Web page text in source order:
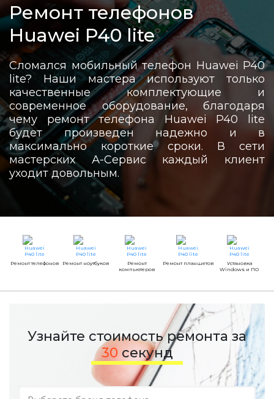
Ремонт телефонов
Huawei P40 lite
Сломался мобильный телефон Huawei P40
lite? Наши мастера используют только
качественные комплектующие и
современное оборудование, благодаря
чему ремонт телефона Huawei P40 lite
будет произведен надежно и в
максимально короткие сроки. В сети
мастерских А-Сервис каждый клиент
уходит довольным.
Ремонт телефонов Ремонт ноутбуков
Ремонт
компьютеров
Ремонт планшетов
Установка
Windows и ПО
Узнайте стоимость ремонта за
30 секунд